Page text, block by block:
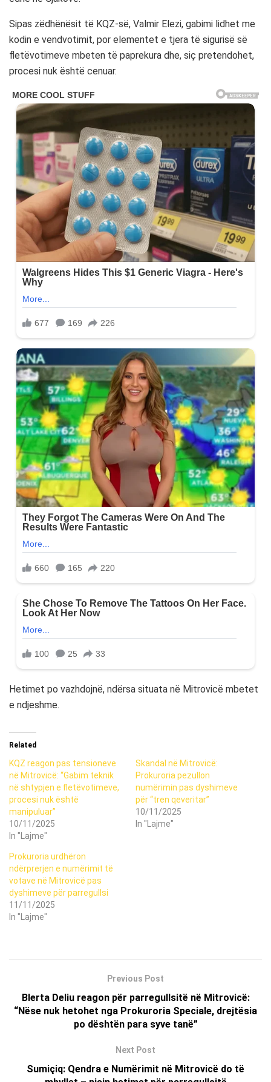
Sipas zëdhënësit të KQZ-së, Valmir Elezi, gabimi lidhet me
kodin e vendvotimit, por elementet e tjera të sigurisë së
fletëvotimeve mbeten të paprekura dhe, siç pretendohet,
procesi nuk është cenuar.
Hetimet po vazhdojnë, ndërsa situata në Mitrovicë mbetet
e ndjeshme.
Related
KQZ reagon pas tensioneve
në Mitrovicë: “Gabim teknik
në shtypjen e fletëvotimeve,
procesi nuk është
manipuluar”
10/11/2025
In "Lajme"
Skandal në Mitrovicë:
Prokuroria pezullon
numërimin pas dyshimeve
për “tren qeveritar”
10/11/2025
In "Lajme"
Prokuroria urdhëron
ndërprerjen e numërimit të
votave në Mitrovicë pas
dyshimeve për parregullsi
11/11/2025
In "Lajme"
Previous Post
Blerta Deliu reagon për parregullsitë në Mitrovicë:
“Nëse nuk hetohet nga Prokuroria Speciale, drejtësia
po dështën para syve tanë”
Next Post
Sumiçiq: Qendra e Numërimit në Mitrovicë do të